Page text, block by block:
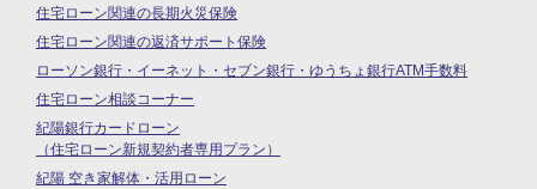
住宅ローン関連の長期火災保険
住宅ローン関連の返済サポート保険
ローソン銀行・イーネット・セブン銀行・ゆうちょ銀行ATM手数料
住宅ローン相談コーナー
紀陽銀行カードローン
（住宅ローン新規契約者専用プラン）
紀陽 空き家解体・活用ローン